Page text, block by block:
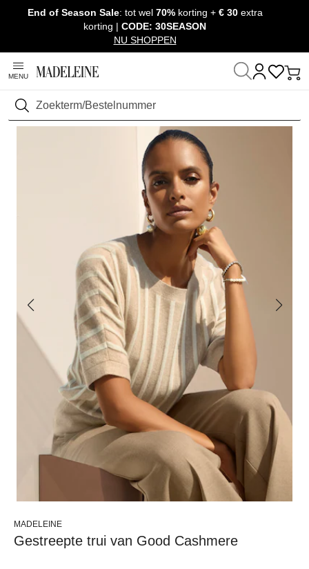
Navigatie overslaan, direct naar content
End of Season Sale: tot wel70% korting +€ 30 extra
korting | CODE: 30SEASON
NU SHOPPEN
MENU
Zoeken
Thuis Kleding Truien & Tricot
MADELEINE
Gestreepte trui van Good Cashmere